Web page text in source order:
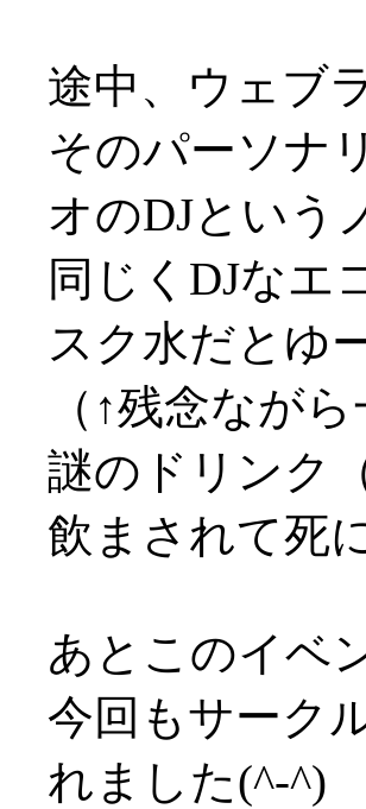
途中、ウェブ
そのパーソナ
オのDJという
同じくDJなエ
スク水だとゆ
（↑残念なが
謎のドリンク
飲まされて死
あとこのイベ
今回もサーク
れました(^-^)